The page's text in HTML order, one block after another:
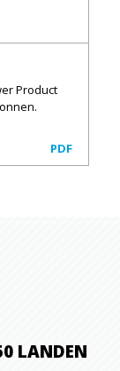
Product
PDF
LANDEN